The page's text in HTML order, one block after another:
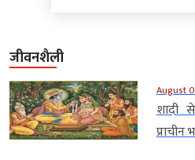
जीवनशैली
August
शादी
प्राचीन